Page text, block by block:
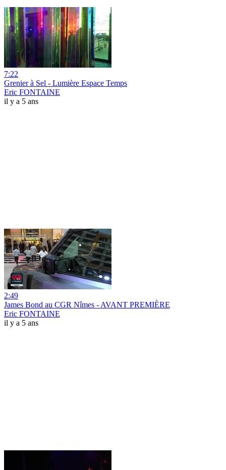
7:22
Grenier à Sel - Lumière Espace Temps
Eric FONTAINE
il y a 5 ans
2:49
James Bond au CGR Nîmes - AVANT PREMIÈRE
Eric FONTAINE
il y a 5 ans